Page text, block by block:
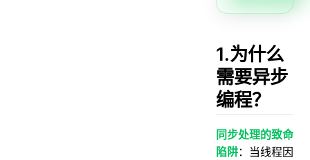
1.为什么
需要异步
编程？
同步处理的致命
陷阱：当线程因